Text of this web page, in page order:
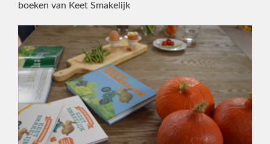
boeken van Keet Smakelijk